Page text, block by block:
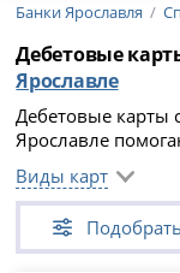
Банки Ярославля
Дебетовые
Ярославле
Дебетовые
Ярославле
коммунальные
тарифа: кэшбэк
иметь лимит или
карте. Сравните
проверьте
Виды карт